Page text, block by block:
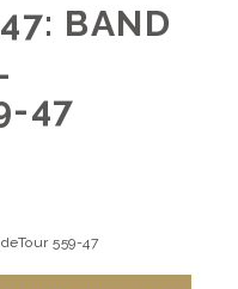
BAND
47
559-47